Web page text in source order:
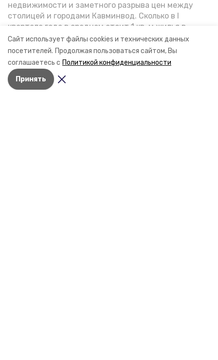
Сайт использует файлы cookies и технических данных
посетителей. Продолжая пользоваться сайтом, Вы
соглашаетесь с Политикой конфиденциальности
Принять
недвижимости и заметного разрыва цен между
столицей и городами Кавминвод. Сколько в I
квартале года в среднем стоит 1 кв. м жилья в
городах и округах региона, как изменился спрос на
первичку и вторичку, какова себестоимость
стройки собственного жилья в этом году и какие
прогнозы о стоимости квадратных метров дают
эксперты, выясняла корреспондент «Победы26».